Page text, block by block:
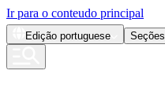
Ir para o conteudo principal
Edição portuguese Seções